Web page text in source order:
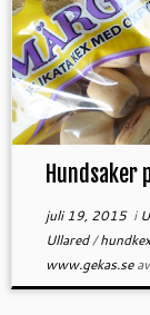
Hundsaker
juli 19, 2015i
Ullared/
www.gekas.seav